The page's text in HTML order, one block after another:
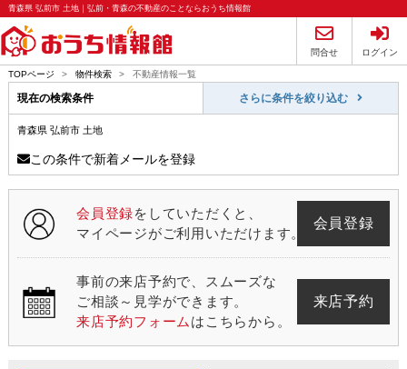
青森県 弘前市 土地｜弘前・青森の不動産のことならおうち情報館
問合せ ログイン
TOPページ > 物件検索 > 不動産情報一覧
現在の検索条件 さらに条件を絞り込む
青森県 弘前市 土地
この条件で新着メールを登録
会員登録をしていただくと、
マイページがご利用いただけます。
会員登録
事前の来店予約で、スムーズな
ご相談～見学ができます。
来店予約フォーム はこちらから。
来店予約